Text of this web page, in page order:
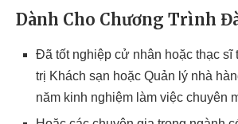
Dành Cho Chương Trình
Đã tốt nghiệp cử nhân hoặc thạc sĩ
trị Khách sạn hoặc Quản lý nhà
năm kinh nghiệm làm việc chuyên